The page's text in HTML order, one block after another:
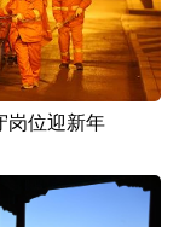
宁夏
岗位迎新年